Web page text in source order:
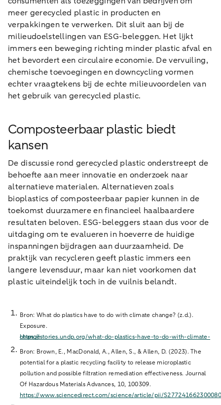
meer gerecycled plastic in producten en
verpakkingen te verwerken. Dit sluit aan bij de
milieudoelstellingen van ESG-beleggen. Het lijkt
immers een beweging richting minder plastic afval en
het bevordert een circulaire economie. De vervuiling,
chemische toevoegingen en downcycling vormen
echter vraagtekens bij de echte milieuvoordelen van
het gebruik van gerecycled plastic.
Composteerbaar plastic biedt
kansen
De discussie rond gerecycled plastic onderstreept de
behoefte aan meer innovatie en onderzoek naar
alternatieve materialen. Alternatieven zoals
bioplastics of composteerbaar papier kunnen in de
toekomst duurzamere en financieel haalbaardere
resultaten beloven. ESG-beleggers staan dus voor de
uitdaging om te evalueren in hoeverre de huidige
inspanningen bijdragen aan duurzaamheid. De
praktijk van recycleren geeft plastic immers een
langere levensduur, maar kan niet voorkomen dat
plastic uiteindelijk toch in de vuilnis belandt.
Bron: What do plastics have to do with climate change? (z.d.).
Exposure.
https://stories.undp.org/what-do-plastics-have-to-do-with-climate-change
Bron: Brown, E., MacDonald, A., Allen, S., & Allen, D. (2023). The
potential for a plastic recycling facility to release microplastic
pollution and possible filtration remediation effectiveness. Journal
Of Hazardous Materials Advances, 10, 100309.
https://www.sciencedirect.com/science/article/pii/